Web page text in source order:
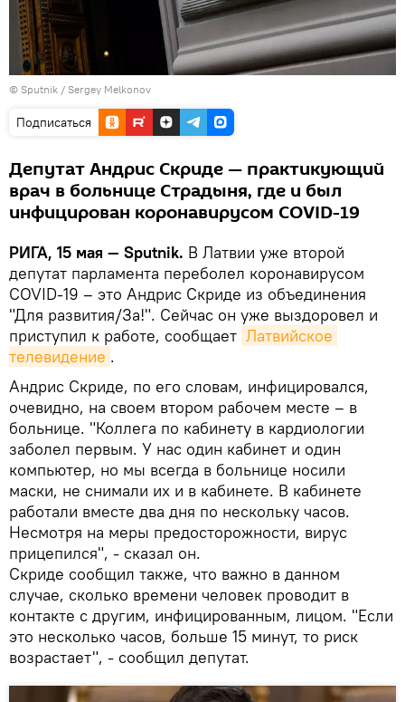
© Sputnik / Sergey Melkonov
Подписаться
Депутат Андрис Скриде — практикующий
врач в больнице Страдыня, где и был
инфицирован коронавирусом COVID-19
РИГА, 15 мая — Sputnik. В Латвии уже второй
депутат парламента переболел коронавирусом
COVID-19 – это Андрис Скриде из объединения
"Для развития/За!". Сейчас он уже выздоровел и
приступил к работе, сообщает Латвийское
телевидение .
Андрис Скриде, по его словам, инфицировался,
очевидно, на своем втором рабочем месте – в
больнице. "Коллега по кабинету в кардиологии
заболел первым. У нас один кабинет и один
компьютер, но мы всегда в больнице носили
маски, не снимали их и в кабинете. В кабинете
работали вместе два дня по нескольку часов.
Несмотря на меры предосторожности, вирус
прицепился", - сказал он.
Скриде сообщил также, что важно в данном
случае, сколько времени человек проводит в
контакте с другим, инфицированным, лицом. "Если
это несколько часов, больше 15 минут, то риск
возрастает", - сообщил депутат.